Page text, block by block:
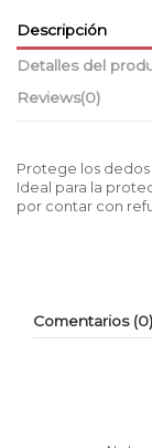
Descripción
Detalles del
Reviews(0)
Protege los
Ideal para la
por contar con
Comentarios (0)